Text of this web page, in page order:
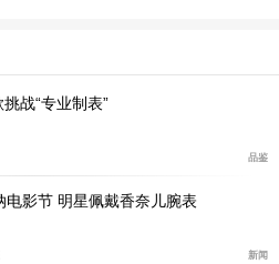
战“专业制表”
品鉴
电影节 明星佩戴香奈儿腕表
新闻